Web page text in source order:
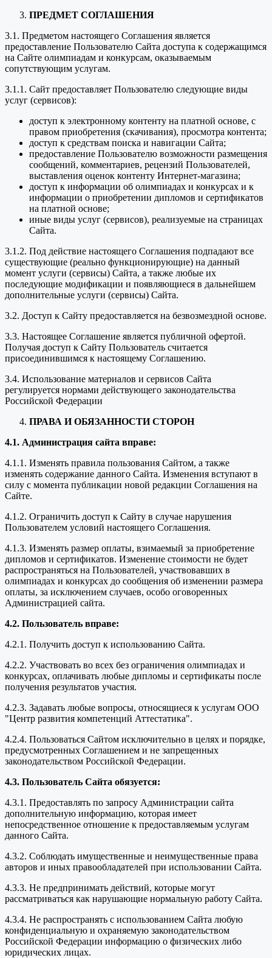
ПРЕДМЕТ СОГЛАШЕНИЯ
3.1. Предметом настоящего Соглашения является
предоставление Пользователю Сайта доступа к содержащимся
на Сайте олимпиадам и конкурсам, оказываемым
сопутствующим услугам.
3.1.1. Сайт предоставляет Пользователю следующие виды
услуг (сервисов):
доступ к электронному контенту на платной основе, с
правом приобретения (скачивания), просмотра контента;
доступ к средствам поиска и навигации Сайта;
предоставление Пользователю возможности размещения
сообщений, комментариев, рецензий Пользователей,
выставления оценок контенту Интернет-магазина;
доступ к информации об олимпиадах и конкурсах и к
информации о приобретении дипломов и сертификатов
на платной основе;
иные виды услуг (сервисов), реализуемые на страницах
Сайта.
3.1.2. Под действие настоящего Соглашения подпадают все
существующие (реально функционирующие) на данный
момент услуги (сервисы) Сайта, а также любые их
последующие модификации и появляющиеся в дальнейшем
дополнительные услуги (сервисы) Сайта.
3.2. Доступ к Сайту предоставляется на безвозмездной основе.
3.3. Настоящее Соглашение является публичной офертой.
Получая доступ к Сайту Пользователь считается
присоединившимся к настоящему Соглашению.
3.4. Использование материалов и сервисов Сайта
регулируется нормами действующего законодательства
Российской Федерации
ПРАВА И ОБЯЗАННОСТИ СТОРОН
4.1. Администрация сайта вправе:
4.1.1. Изменять правила пользования Сайтом, а также
изменять содержание данного Сайта. Изменения вступают в
силу с момента публикации новой редакции Соглашения на
Сайте.
4.1.2. Ограничить доступ к Сайту в случае нарушения
Пользователем условий настоящего Соглашения.
4.1.3. Изменять размер оплаты, взимаемый за приобретение
дипломов и сертификатов. Изменение стоимости не будет
распространяться на Пользователей, участвовавших в
олимпиадах и конкурсах до сообщения об изменении размера
оплаты, за исключением случаев, особо оговоренных
Администрацией сайта.
4.2. Пользователь вправе:
4.2.1. Получить доступ к использованию Сайта.
4.2.2. Участвовать во всех без ограничения олимпиадах и
конкурсах, оплачивать любые дипломы и сертификаты после
получения результатов участия.
4.2.3. Задавать любые вопросы, относящиеся к услугам ООО
"Центр развития компетенций Аттестатика".
4.2.4. Пользоваться Сайтом исключительно в целях и порядке,
предусмотренных Соглашением и не запрещенных
законодательством Российской Федерации.
4.3. Пользователь Сайта обязуется:
4.3.1. Предоставлять по запросу Администрации сайта
дополнительную информацию, которая имеет
непосредственное отношение к предоставляемым услугам
данного Сайта.
4.3.2. Соблюдать имущественные и неимущественные права
авторов и иных правообладателей при использовании Сайта.
4.3.3. Не предпринимать действий, которые могут
рассматриваться как нарушающие нормальную работу Сайта.
4.3.4. Не распространять с использованием Сайта любую
конфиденциальную и охраняемую законодательством
Российской Федерации информацию о физических либо
юридических лицах.